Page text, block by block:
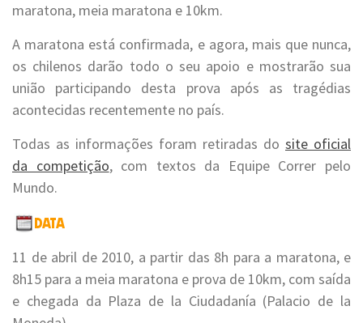
maratona, meia maratona e 10km.
A maratona está confirmada, e agora, mais que nunca,
os chilenos darão todo o seu apoio e mostrarão sua
união participando desta prova após as tragédias
acontecidas recentemente no país.
Todas as informações foram retiradas do site oficial
da competição, com textos da Equipe Correr pelo
Mundo.
11 de abril de 2010, a partir das 8h para a maratona, e
8h15 para a meia maratona e prova de 10km, com saída
e chegada da Plaza de la Ciudadanía (Palacio de la